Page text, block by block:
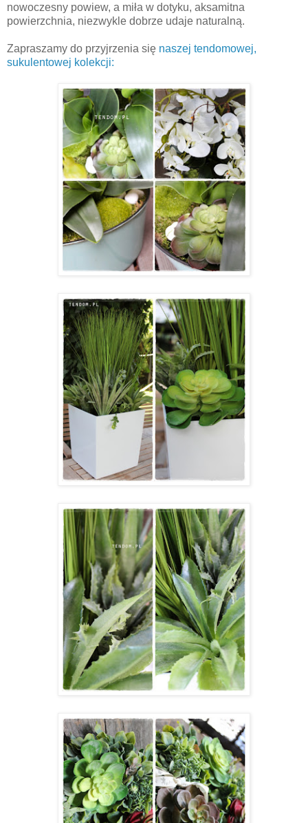
nowoczesny powiew, a miła w dotyku, aksamitna
powierzchnia, niezwykle dobrze udaje naturalną.
Zapraszamy do przyjrzenia się naszej tendomowej,
sukulentowej kolekcji: